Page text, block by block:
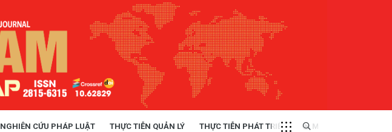
NGHIÊN CỨU PHÁP LUẬT THỰC TIỄN QUẢN LÝ THỰC TIỄN PHÁT TRIỂN MULTIMEDIA